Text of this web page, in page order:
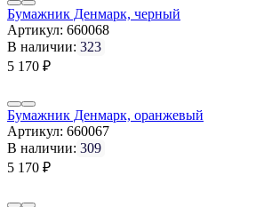
Бумажник Денмарк, черный
Артикул: 660068
В наличии: 323
5 170 ₽
Бумажник Денмарк, оранжевый
Артикул: 660067
В наличии: 309
5 170 ₽